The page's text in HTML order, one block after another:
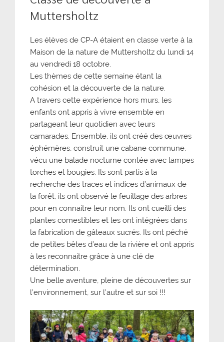
Muttersholtz
Les élèves de CP-A étaient en classe verte à la
Maison de la nature de Muttersholtz du lundi 14
au vendredi 18 octobre.
Les thèmes de cette semaine étant la
cohésion et la découverte de la nature.
A travers cette expérience hors murs, les
enfants ont appris à vivre ensemble en
partageant leur quotidien avec leurs
camarades. Ensemble, ils ont créé des œuvres
éphémères, construit une cabane commune,
vécu une balade nocturne contée avec lampes
torches et bougies. Ils sont partis à la
recherche des traces et indices d’animaux de
la forêt, ils ont observé le feuillage des arbres
pour en connaitre leur nom. Ils ont cueilli des
plantes comestibles et les ont intégrées dans
la fabrication de gâteaux sucrés. Ils ont péché
de petites bêtes d’eau de la rivière et ont appris
à les reconnaitre grâce à une clé de
détermination.
Une belle aventure, pleine de découvertes sur
l’environnement, sur l’autre et sur soi !!!